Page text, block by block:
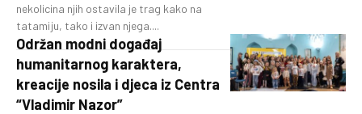
nekolicina njih ostavila je trag kako na
tatamiju, tako i izvan njega....
Održan modni događaj
humanitarnog karaktera,
kreacije nosila i djeca iz Centra
“Vladimir Nazor”